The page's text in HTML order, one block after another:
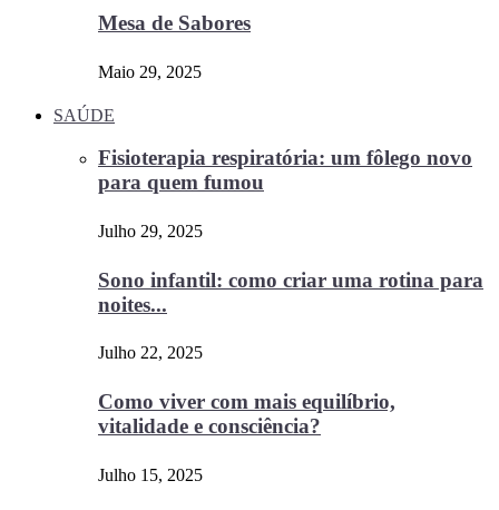
Mesa de Sabores
Maio 29, 2025
SAÚDE
Fisioterapia respiratória: um fôlego novo
para quem fumou
Julho 29, 2025
Sono infantil: como criar uma rotina para
noites...
Julho 22, 2025
Como viver com mais equilíbrio,
vitalidade e consciência?
Julho 15, 2025